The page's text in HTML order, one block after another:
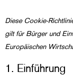
Diese Cookie-
gilt für Bürger und
Europäischen
1. Einführung